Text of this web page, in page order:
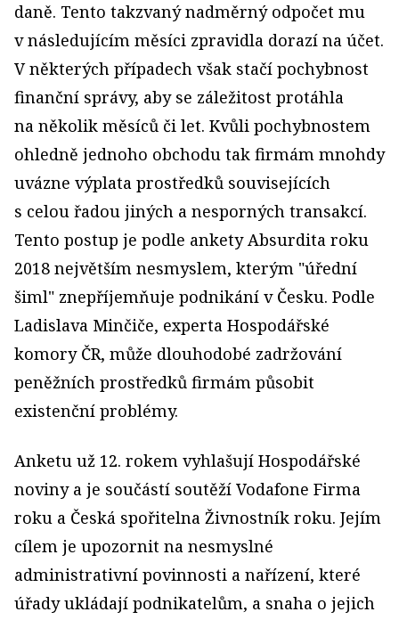
daně. Tento takzvaný nadměrný odpočet mu
v následujícím měsíci zpravidla dorazí na účet.
V některých případech však stačí pochybnost
finanční správy, aby se záležitost protáhla
na několik měsíců či let. Kvůli pochybnostem
ohledně jednoho obchodu tak firmám mnohdy
uvázne výplata prostředků souvisejících
s celou řadou jiných a nesporných transakcí.
Tento postup je podle ankety Absurdita roku
2018 největším nesmyslem, kterým "úřední
šiml" znepříjemňuje podnikání v Česku. Podle
Ladislava Minčiče, experta Hospodářské
komory ČR, může dlouhodobé zadržování
peněžních prostředků firmám působit
existenční problémy.
Anketu už 12. rokem vyhlašují Hospodářské
noviny a je součástí soutěží Vodafone Firma
roku a Česká spořitelna Živnostník roku. Jejím
cílem je upozornit na nesmyslné
administrativní povinnosti a nařízení, které
úřady ukládají podnikatelům, a snaha o jejich